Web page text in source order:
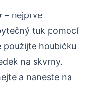
– nejprve
tuk pomocí
použijte houbičku
na skvrny.
a naneste na